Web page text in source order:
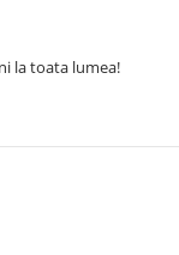
la toata lumea!